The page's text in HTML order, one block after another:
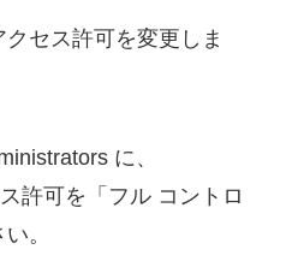
セス許可を変更しま
に、
許可を「フル コントロ
。